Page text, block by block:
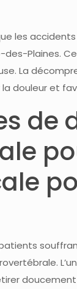
les
Plaines.
La
douleur et
de